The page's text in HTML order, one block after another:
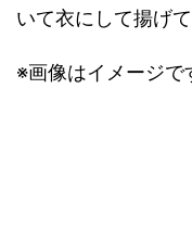
いて衣にして揚げ
※画像はイメージで